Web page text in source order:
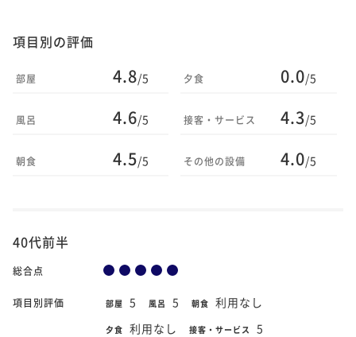
項目別の評価
部屋 4.8/5
風呂 4.6/5
朝食 4.5/5
夕食 0.0/5
接客・サービス 4.3/5
その他の設備 4.0/5
40代前半
総合点
項目別評価 部屋 5 風呂 5 朝食 利用なし
夕食 利用なし 接客・サービス 5